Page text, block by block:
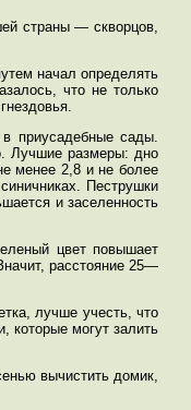
страны — скворцов,
начал определять
что не только
в приусадебные сады.
Лучшие размеры: дно
менее 2,8 и не более
Пеструшки
и заселенность
цвет повышает
расстояние 25—
лучше учесть, что
которые могут залить
вычистить домик,